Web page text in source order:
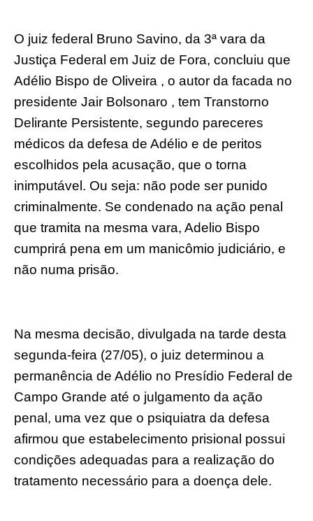
O juiz federal Bruno Savino, da 3ª vara da
Justiça Federal em Juiz de Fora, concluiu que
Adélio Bispo de Oliveira , o autor da facada no
presidente Jair Bolsonaro , tem Transtorno
Delirante Persistente, segundo pareceres
médicos da defesa de Adélio e de peritos
escolhidos pela acusação, que o torna
inimputável. Ou seja: não pode ser punido
criminalmente. Se condenado na ação penal
que tramita na mesma vara, Adelio Bispo
cumprirá pena em um manicômio judiciário, e
não numa prisão.
Na mesma decisão, divulgada na tarde desta
segunda-feira (27/05), o juiz determinou a
permanência de Adélio no Presídio Federal de
Campo Grande até o julgamento da ação
penal, uma vez que o psiquiatra da defesa
afirmou que estabelecimento prisional possui
condições adequadas para a realização do
tratamento necessário para a doença dele.